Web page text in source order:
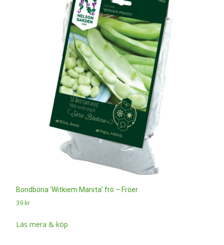
Bondböna ‘Witkiem Manita’ frö – Fröer
39 kr
Läs mera & köp